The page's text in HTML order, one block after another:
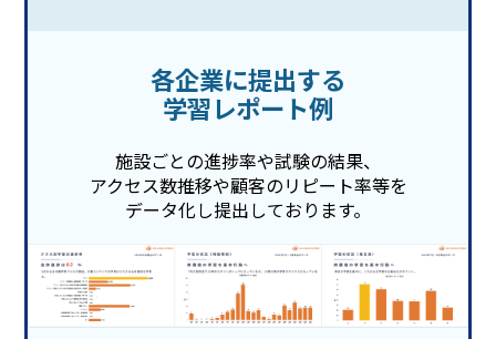
各企業に提出する
学習レポート例
施設ごとの進捗率や試験の結果、
アクセス数推移や顧客のリピート率等を
データ化し提出しております。